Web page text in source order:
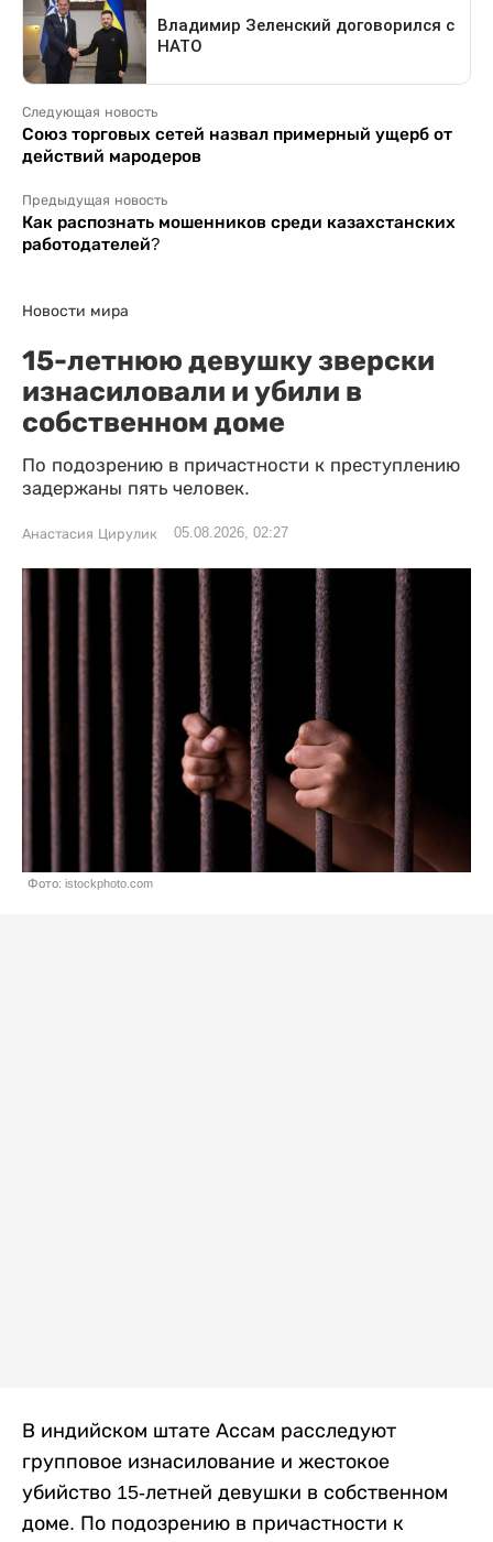
Следующая новость
Союз торговых сетей назвал примерный ущерб от
действий мародеров
Предыдущая новость
Как распознать мошенников среди казахстанских
работодателей?
Новости мира
15-летнюю девушку зверски
изнасиловали и убили в
собственном доме
По подозрению в причастности к преступлению
задержаны пять человек.
Анастасия Цирулик 05.08.2026, 02:27
Фото: istockphoto.com
В индийском штате Ассам расследуют
групповое изнасилование и жестокое
убийство 15-летней девушки в собственном
доме. По подозрению в причастности к